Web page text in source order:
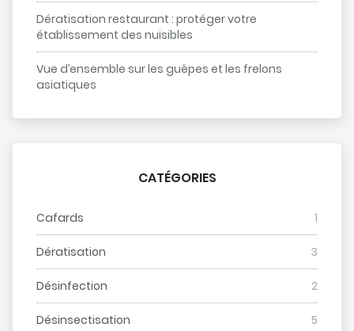
Dératisation restaurant : protéger votre
établissement des nuisibles
Vue d’ensemble sur les guêpes et les frelons
asiatiques
CATÉGORIES
Cafards 1
Dératisation 3
Désinfection 2
Désinsectisation 5